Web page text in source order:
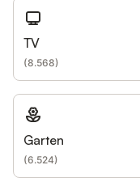
TV
(8.568)
Garten
(6.524)